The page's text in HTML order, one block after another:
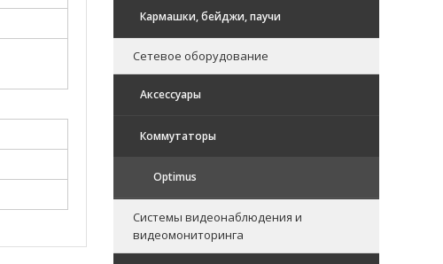
Кармашки, бейджи, паучи
Сетевое оборудование
Аксессуары
Коммутаторы
Optimus
Системы видеонаблюдения и
видеомониторинга